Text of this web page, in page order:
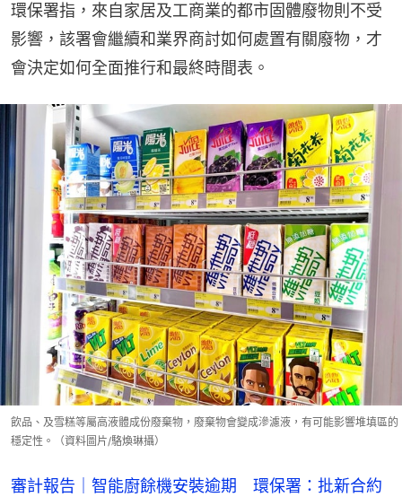
環保署指，來自家居及工商業的都市固體廢物則不受
影響，該署會繼續和業界商討如何處置有關廢物，才
會決定如何全面推行和最終時間表。
飲品、及雪糕等屬高液體成份廢棄物，廢棄物會變成滲濾液，有可能影響堆填區的
穩定性。（資料圖片/駱煥琳攝）
審計報告｜智能廚餘機安裝逾期 環保署：批新合約